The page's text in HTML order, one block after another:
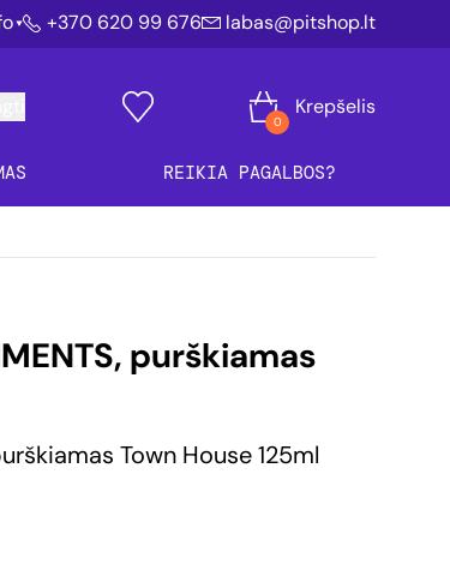
+370 620 99 676 labas@pitshop.lt
0
Krepšelis
REIKIA PAGALBOS?
purškiamas
Town House 125ml